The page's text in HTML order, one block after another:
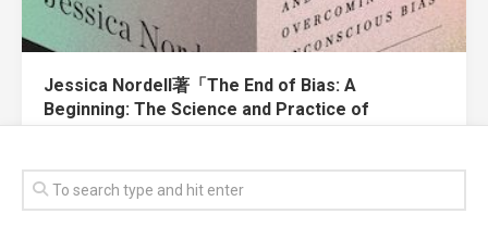
Jessica Nordell著「The End of Bias: A
Beginning: The Science and Practice of
Overcoming Unconscious Bias」
November 6, 2021